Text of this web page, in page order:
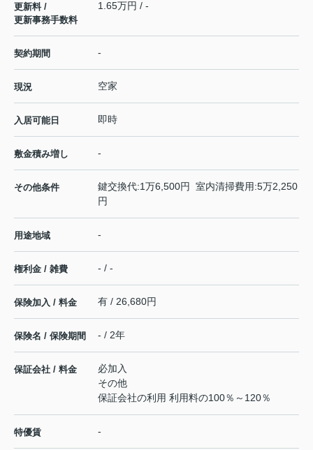
更新料 /
更新事務手数料
1.65万円 / -
契約期間 -
現況 空家
入居可能日 即時
敷金積み増し -
その他条件
鍵交換代:1万6,500円 室内清掃費用:5万2,250
円
用途地域 -
権利金 / 雑費 - / -
保険加入 / 料金 有 / 26,680円
保険名 / 保険期間 - / 2年
保証会社 / 料金
必加入
その他
保証会社の利用 利用料の100％～120％
特優賃 -